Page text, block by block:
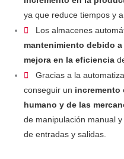
ya que reduce tiempos y
Los almacenes
mantenimiento debido
mejora en la eficiencia
Gracias a la
conseguir un incremento
humano y de las
de manipulación manual
de entradas y salidas.